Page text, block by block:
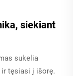
siekiant
sukelia
ir tęsiasi į išorę.